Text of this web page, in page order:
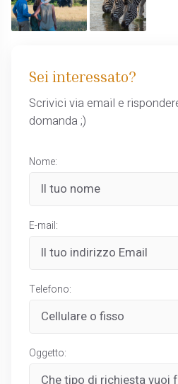
Sei interessato?
Scrivici via email e
domanda ;)
Nome:
E-mail:
Telefono:
Oggetto: